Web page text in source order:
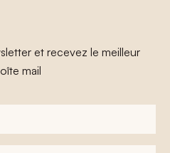
et recevez le meilleur
mail